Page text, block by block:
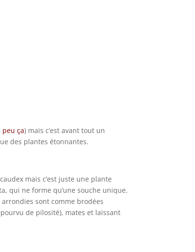
peu ça) mais c’est avant tout un
des plantes étonnantes.
mais c’est juste une plante
qui ne forme qu’une souche unique.
sont comme brodées
de pilosité), mates et laissant